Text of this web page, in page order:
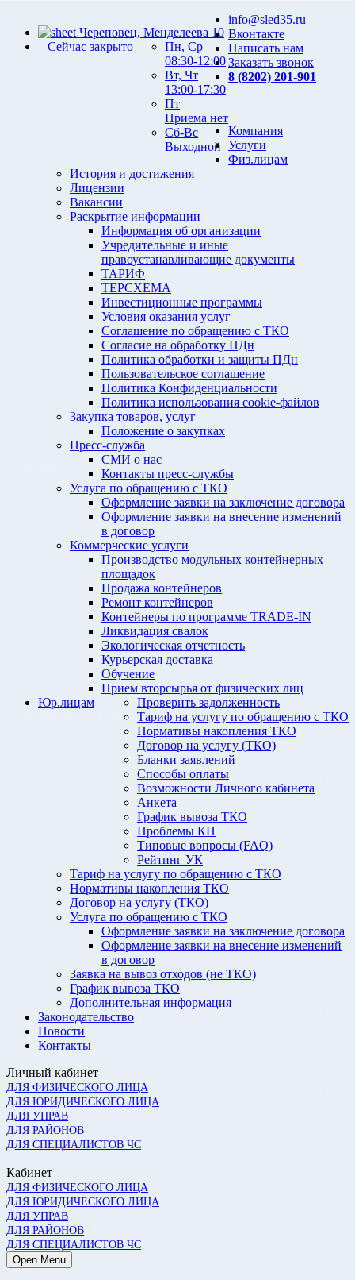
Череповец, Менделеева 10
Сейчас закрыто
Пн, Ср
08:30-12:00
Вт, Чт
13:00-17:30
Пт
Приема нет
Сб-Вс
Выходной
info@sled35.ru
Вконтакте
Написать нам
Заказать звонок
8 (8202) 201-901
Компания
История и достижения
Лицензии
Вакансии
Раскрытие информации
Информация об организации
Учредительные и иные
правоустанавливающие документы
ТАРИФ
ТЕРСХЕМА
Инвестиционные программы
Условия оказания услуг
Соглашение по обращению с ТКО
Согласие на обработку ПДн
Политика обработки и защиты ПДн
Пользовательское соглашение
Политика Конфиденциальности
Политика использования cookie-файлов
Закупка товаров, услуг
Положение о закупках
Пресс-служба
СМИ о нас
Контакты пресс-службы
Услуги
Услуга по обращению с ТКО
Оформление заявки на заключение договора
Оформление заявки на внесение изменений
в договор
Коммерческие услуги
Производство модульных контейнерных
площадок
Продажа контейнеров
Ремонт контейнеров
Контейнеры по программе TRADE-IN
Ликвидация свалок
Экологическая отчетность
Курьерская доставка
Обучение
Прием вторсырья от физических лиц
Физ.лицам
Проверить задолженность
Тариф на услугу по обращению с ТКО
Нормативы накопления ТКО
Договор на услугу (ТКО)
Бланки заявлений
Способы оплаты
Возможности Личного кабинета
Анкета
График вывоза ТКО
Проблемы КП
Типовые вопросы (FAQ)
Рейтинг УК
Юр.лицам
Тариф на услугу по обращению с ТКО
Нормативы накопления ТКО
Договор на услугу (ТКО)
Услуга по обращению с ТКО
Оформление заявки на заключение договора
Оформление заявки на внесение изменений
в договор
Заявка на вывоз отходов (не ТКО)
График вывоза ТКО
Дополнительная информация
Законодательство
Новости
Контакты
Личный кабинет
ДЛЯ ФИЗИЧЕСКОГО ЛИЦА
ДЛЯ ЮРИДИЧЕСКОГО ЛИЦА
ДЛЯ УПРАВ
ДЛЯ РАЙОНОВ
ДЛЯ СПЕЦИАЛИСТОВ ЧС
Кабинет
ДЛЯ ФИЗИЧЕСКОГО ЛИЦА
ДЛЯ ЮРИДИЧЕСКОГО ЛИЦА
ДЛЯ УПРАВ
ДЛЯ РАЙОНОВ
ДЛЯ СПЕЦИАЛИСТОВ ЧС
Open Menu